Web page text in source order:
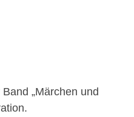
„Märchen und